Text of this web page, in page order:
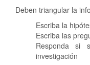
Deben triangular la
Escriba la
Escriba las
Responda si
investigación